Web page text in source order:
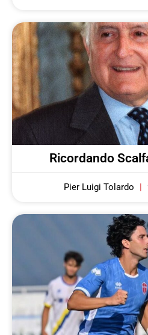
Ricordando
Pier Luigi Tolardo